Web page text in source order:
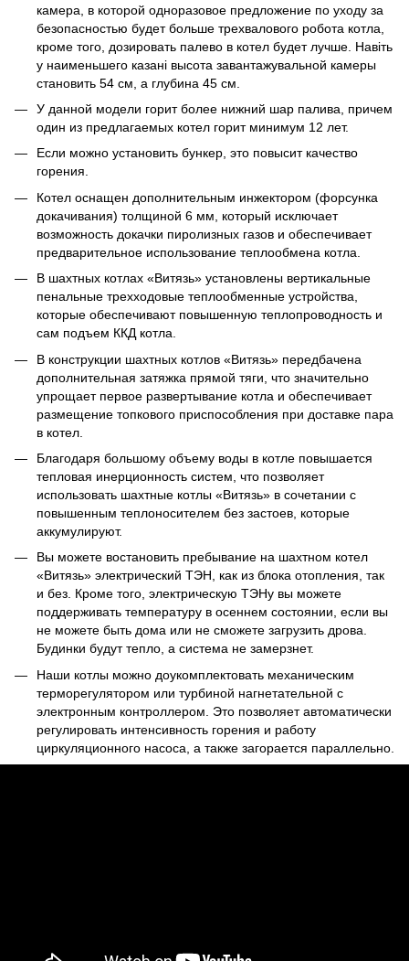
камера, в которой одноразовое предложение по уходу за
безопасностью будет больше трехвалового робота котла,
кроме того, дозировать палево в котел будет лучше. Навіть
у наименьшего казані высота завантажувальной камеры
становить 54 см, а глубина 45 см.
У данной модели горит более нижний шар палива, причем
один из предлагаемых котел горит минимум 12 лет.
Если можно установить бункер, это повысит качество
горения.
Котел оснащен дополнительным инжектором (форсунка
докачивания) толщиной 6 мм, который исключает
возможность докачки пиролизных газов и обеспечивает
предварительное использование теплообмена котла.
В шахтных котлах «Витязь» установлены вертикальные
пенальные трехходовые теплообменные устройства,
которые обеспечивают повышенную теплопроводность и
сам подъем ККД котла.
В конструкции шахтных котлов «Витязь» передбачена
дополнительная затяжка прямой тяги, что значительно
упрощает первое развертывание котла и обеспечивает
размещение топкового приспособления при доставке пара
в котел.
Благодаря большому объему воды в котле повышается
тепловая инерционность систем, что позволяет
использовать шахтные котлы «Витязь» в сочетании с
повышенным теплоносителем без застоев, которые
аккумулируют.
Вы можете востановить пребывание на шахтном котел
«Витязь» электрический ТЭН, как из блока отопления, так
и без. Кроме того, электрическую ТЭНу вы можете
поддерживать температуру в осеннем состоянии, если вы
не можете быть дома или не сможете загрузить дрова.
Будинки будут тепло, а система не замерзнет.
Наши котлы можно доукомплектовать механическим
терморегулятором или турбиной нагнетательной с
электронным контроллером. Это позволяет автоматически
регулировать интенсивность горения и работу
циркуляционного насоса, а также загорается параллельно.